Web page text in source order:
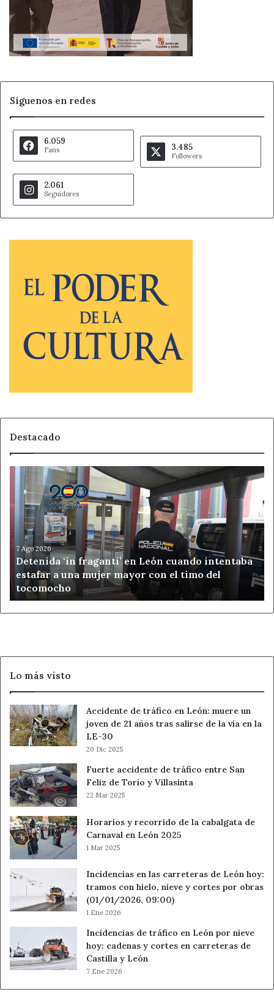
Síguenos en redes
6.059
Fans 3.485
Followers
2.061
Seguidores
Destacado
Detenida
‘in
fraganti’
en
León
cuando
intentaba
estafar
una
mujer
mayor
tocomocho
7 Ago 2026
Detenida ‘in fraganti’ en León cuando intentaba
estafar a una mujer mayor con el timo del
tocomocho
Lo más visto
Accidente de tráfico en León: muere un
joven de 21 años tras salirse de la vía en la
LE-30
20 Dic 2025
Fuerte accidente de tráfico entre San
Feliz de Torío y Villasinta
22 Mar 2025
Horarios y recorrido de la cabalgata de
Carnaval en León 2025
1 Mar 2025
Incidencias en las carreteras de León hoy:
tramos con hielo, nieve y cortes por obras
(01/01/2026, 09:00)
1 Ene 2026
Incidencias de tráfico en León por nieve
hoy: cadenas y cortes en carreteras de
Castilla y León
7 Ene 2026